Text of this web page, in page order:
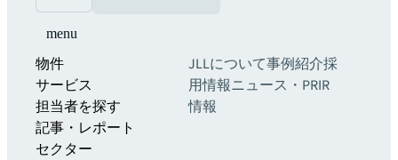
menu
物件
サービス
担当者を探す
記事・レポート
セクター
JLLについて事例紹介採
用情報ニュース・PRIR
情報